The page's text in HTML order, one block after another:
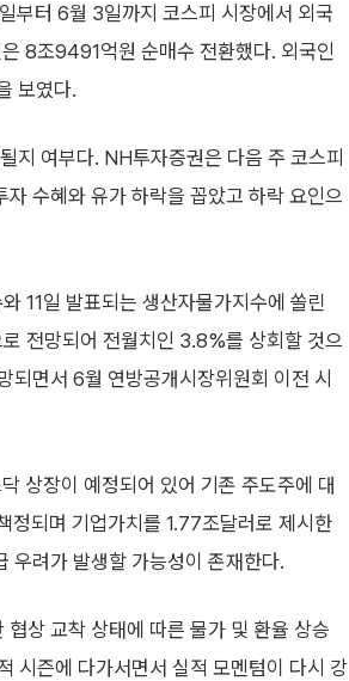
부터 6월 3일까지 코스피 시장에서 외국
8조9491억원 순매수 전환했다. 외국인
보였다.
지 여부다. NH투자증권은 다음 주 코스피
수혜와 유가 하락을 꼽았고 하락 요인으
11일 발표되는 생산자물가지수에 쏠린
전망되어 전월치인 3.8%를 상회할 것으
면서 6월 연방공개시장위원회 이전 시
상장이 예정되어 있어 기존 주도주에 대
정되며 기업가치를 1.77조달러로 제시한
우려가 발생할 가능성이 존재한다.
상 교착 상태에 따른 물가 및 환율 상승
시즌에 다가서면서 실적 모멘텀이 다시 강